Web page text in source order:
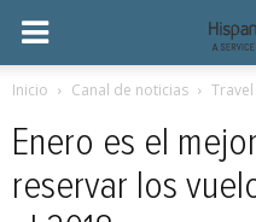
Inicio Canal de noticias
Enero es el
reservar los